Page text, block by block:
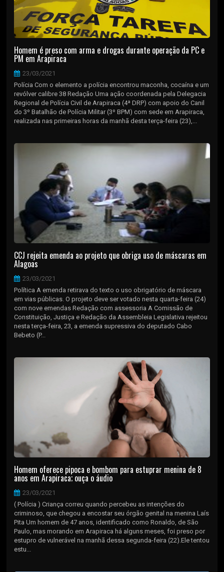
Homem é preso com arma e drogas durante operação da PC e
PM em Arapiraca
23/03/2021
Polícia Com o elemento a polícia encontrou maconha, cocaína e um
revólver calibre 38 Redação Uma ação coordenada pela Delegacia
Regional de Polícia Civil de Arapiraca (4ª DRP) com apoio do Canil
do 3º Batalhão de Polícia Militar (3º BPM) com sede em Arapiraca,
realizada nas primeiras horas da manhã desta terça-feira (23),...
CCJ rejeita emenda ao projeto que obriga uso de máscaras em
Alagoas
23/03/2021
Política A emenda retirava do texto o uso obrigatório de máscara
em vias públicas. O projeto deve ser votado nesta quarta-feira (24)
com nove emendas Redação com assessoria A Comissão de
Constituição, Justiça e Redação da Assembleia Legislativa rejeitou
nesta terça-feira, 23, a emenda supressiva do deputado Cabo
Bebeto (P...
Homem oferece pipoca e bombom para estuprar menina de 8
anos em Arapiraca; ouça o áudio
23/03/2021
( Polícia ) Criança correu quando percebeu as intenções do
criminoso, que chegou a encostar seu órgão genital na menina Laís
Pita Um homem de 47 anos, identificado como Ronaldo, de São
Paulo, mas morando em Arapiraca há alguns meses, foi preso por
estupro de vulnerável na manhã dessa segunda-feira (22).Ele tentou
estu...